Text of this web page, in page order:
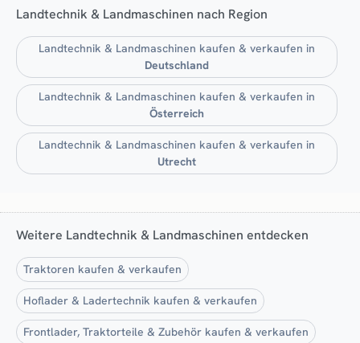
Landtechnik & Landmaschinen nach Region
Landtechnik & Landmaschinen kaufen & verkaufen in
Deutschland
Landtechnik & Landmaschinen kaufen & verkaufen in
Österreich
Landtechnik & Landmaschinen kaufen & verkaufen in
Utrecht
Weitere Landtechnik & Landmaschinen entdecken
Traktoren kaufen & verkaufen
Hoflader & Ladertechnik kaufen & verkaufen
Frontlader, Traktorteile & Zubehör kaufen & verkaufen